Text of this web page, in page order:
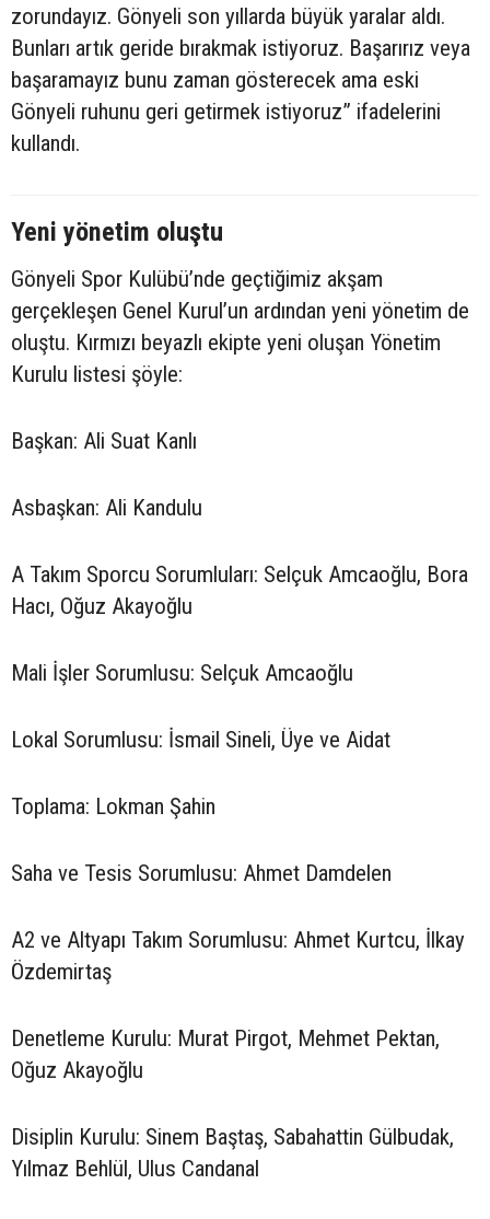
zorundayız. Gönyeli son yıllarda büyük yaralar aldı.
Bunları artık geride bırakmak istiyoruz. Başarırız veya
başaramayız bunu zaman gösterecek ama eski
Gönyeli ruhunu geri getirmek istiyoruz” ifadelerini
kullandı.
Yeni yönetim oluştu
Gönyeli Spor Kulübü’nde geçtiğimiz akşam
gerçekleşen Genel Kurul’un ardından yeni yönetim de
oluştu. Kırmızı beyazlı ekipte yeni oluşan Yönetim
Kurulu listesi şöyle:
Başkan: Ali Suat Kanlı
Asbaşkan: Ali Kandulu
A Takım Sporcu Sorumluları: Selçuk Amcaoğlu, Bora
Hacı, Oğuz Akayoğlu
Mali İşler Sorumlusu: Selçuk Amcaoğlu
Lokal Sorumlusu: İsmail Sineli, Üye ve Aidat
Toplama: Lokman Şahin
Saha ve Tesis Sorumlusu: Ahmet Damdelen
A2 ve Altyapı Takım Sorumlusu: Ahmet Kurtcu, İlkay
Özdemirtaş
Denetleme Kurulu: Murat Pirgot, Mehmet Pektan,
Oğuz Akayoğlu
Disiplin Kurulu: Sinem Baştaş, Sabahattin Gülbudak,
Yılmaz Behlül, Ulus Candanal